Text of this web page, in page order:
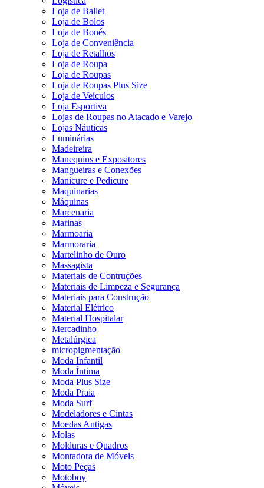
Loja de Ballet
Loja de Bolos
Loja de Bonés
Loja de Conveniência
Loja de Retalhos
Loja de Roupa
Loja de Roupas
Loja de Roupas Plus Size
Loja de Veículos
Loja Esportiva
Lojas de Roupas no Atacado e Varejo
Lojas Náuticas
Luminárias
Madeireira
Manequins e Expositores
Mangueiras e Conexões
Manicure e Pedicure
Maquinarias
Máquinas
Marcenaria
Marinas
Marmoaria
Marmoraria
Martelinho de Ouro
Massagista
Materiais de Contruções
Materiais de Limpeza e Segurança
Materiais para Construção
Material Elétrico
Material Hospitalar
Mercadinho
Metalúrgica
micropigmentação
Moda Infantil
Moda Íntima
Moda Plus Size
Moda Praia
Moda Surf
Modeladores e Cintas
Moedas Antigas
Molas
Molduras e Quadros
Montadora de Móveis
Moto Peças
Motoboy